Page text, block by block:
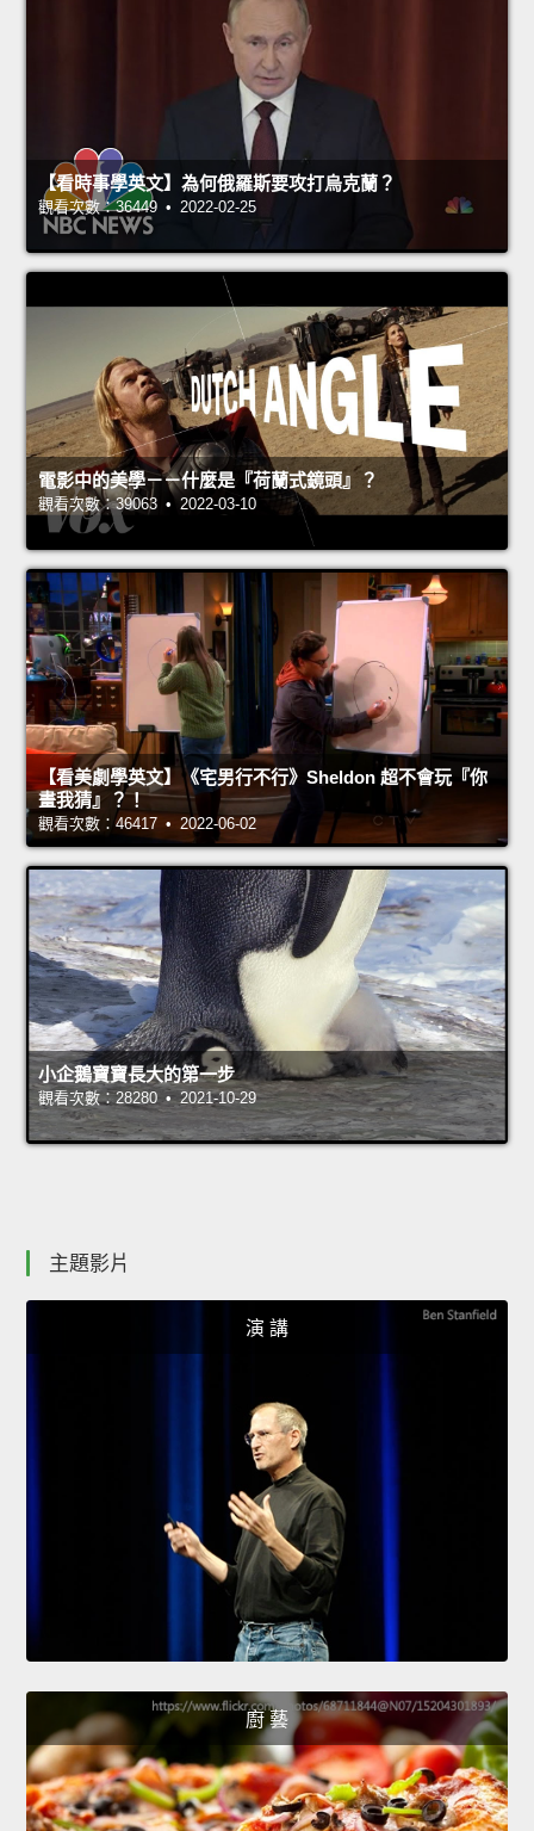
【看時事學英文】為何俄羅斯要攻打烏克蘭？
觀看次數：36449 • 2022-02-25
電影中的美學－－什麼是『荷蘭式鏡頭』？
觀看次數：39063 • 2022-03-10
【看美劇學英文】《宅男行不行》Sheldon 超不會玩『你
畫我猜』？！
觀看次數：46417 • 2022-06-02
小企鵝寶寶長大的第一步
觀看次數：28280 • 2021-10-29
主題影片
演 講
廚 藝